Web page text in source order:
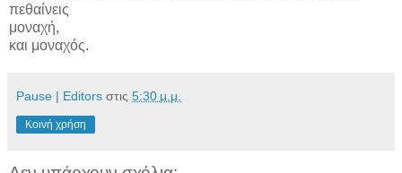
πεθαίνεις
μοναχή,
και μοναχός.
Pause | Editors στις 5:30 μ.μ.
Κοινή χρήση